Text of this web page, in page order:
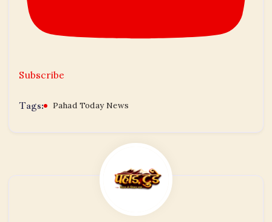
Subscribe
Tags: Pahad Today News